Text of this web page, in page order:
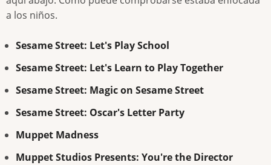
a los niños.
Sesame Street: Let's Play School
Sesame Street: Let's Learn to Play Together
Sesame Street: Magic on Sesame Street
Sesame Street: Oscar's Letter Party
Muppet Madness
Muppet Studios Presents: You're the Director